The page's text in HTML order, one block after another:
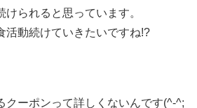
られると思っています。
活動続けていきたいですね!?
クーポンって詳しくないんです(^-^;